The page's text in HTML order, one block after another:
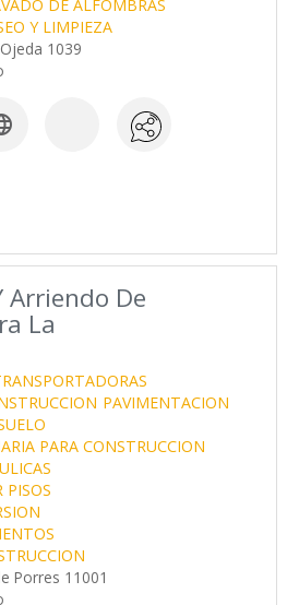
DE ALFOMBRAS
Y LIMPIEZA
1039
Arriendo De
La
PAVIMENTACION
PARA CONSTRUCCION
PISOS
Porres 11001